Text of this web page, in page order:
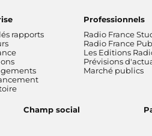
rapports
Professionnels
Radio France
Radio France
Les Editions
Prévisions
Marché publics
Champ social